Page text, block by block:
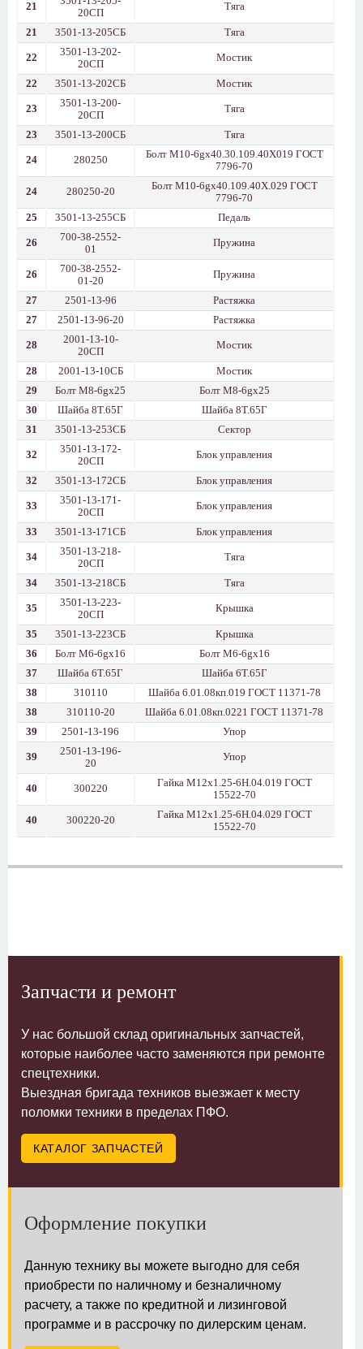
21
20СП
Тяга
21 3501-13-205СБ Тяга
22
3501-13-202-
20СП
Мостик
22 3501-13-202СБ Мостик
23
3501-13-200-
20СП
Тяга
23 3501-13-200СБ Тяга
24 280250
Болт М10-6gх40.30.109.40Х019 ГОСТ
7796-70
24 280250-20
Болт М10-6gх40.109.40Х.029 ГОСТ
7796-70
25
3501-13-255СБ Педаль
26
700-38-2552-
01
Пружина
26
700-38-2552-
01-20
Пружина
27 2501-13-96
Растяжка
27
2501-13-96-20 Растяжка
28
2001-13-10-
20СП
Мостик
28 2001-13-10СБ
Мостик
29
Болт М8-6gх25
Болт М8-6gх25
30
Шайба 8Т.65Г
Шайба 8Т.65Г
31
3501-13-253СБ Сектор
32
3501-13-172-
20СП
Блок управления
32 3501-13-172СБ Блок управления
33
3501-13-171-
20СП
Блок управления
33 3501-13-171СБ Блок управления
34
3501-13-218-
20СП
Тяга
34 3501-13-218СБ Тяга
35
3501-13-223-
20СП
Крышка
35 3501-13-223СБ
Крышка
36
Болт М6-6gх16
Болт М6-6gх16
37
Шайба 6Т.65Г
Шайба 6Т.65Г
38
310110
Шайба 6.01.08кп.019 ГОСТ 11371-78
38
310110-20
Шайба 6.01.08кп.0221 ГОСТ 11371-78
39
2501-13-196 Упор
39
2501-13-196-
20
Упор
40 300220
Гайка М12х1.25-6Н.04.019 ГОСТ
15522-70
40 300220-20
Гайка М12х1.25-6Н.04.029 ГОСТ
15522-70
Запчасти и ремонт
У нас большой склад оригинальных запчастей,
которые наиболее часто заменяются при ремонте
спецтехники.
Выездная бригада техников выезжает к месту
поломки техники в пределах ПФО.
КАТАЛОГ ЗАПЧАСТЕЙ
Оформление покупки
Данную технику вы можете выгодно для себя
приобрести по наличному и безналичному
расчету, а также по кредитной и лизинговой
программе и в рассрочку по дилерским ценам.